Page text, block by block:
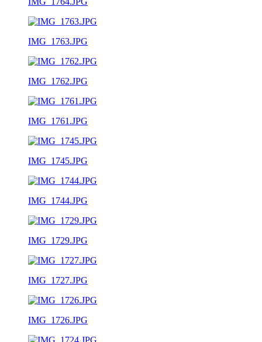
IMG_1763.JPG
IMG_1762.JPG
IMG_1761.JPG
IMG_1745.JPG
IMG_1744.JPG
IMG_1729.JPG
IMG_1727.JPG
IMG_1726.JPG